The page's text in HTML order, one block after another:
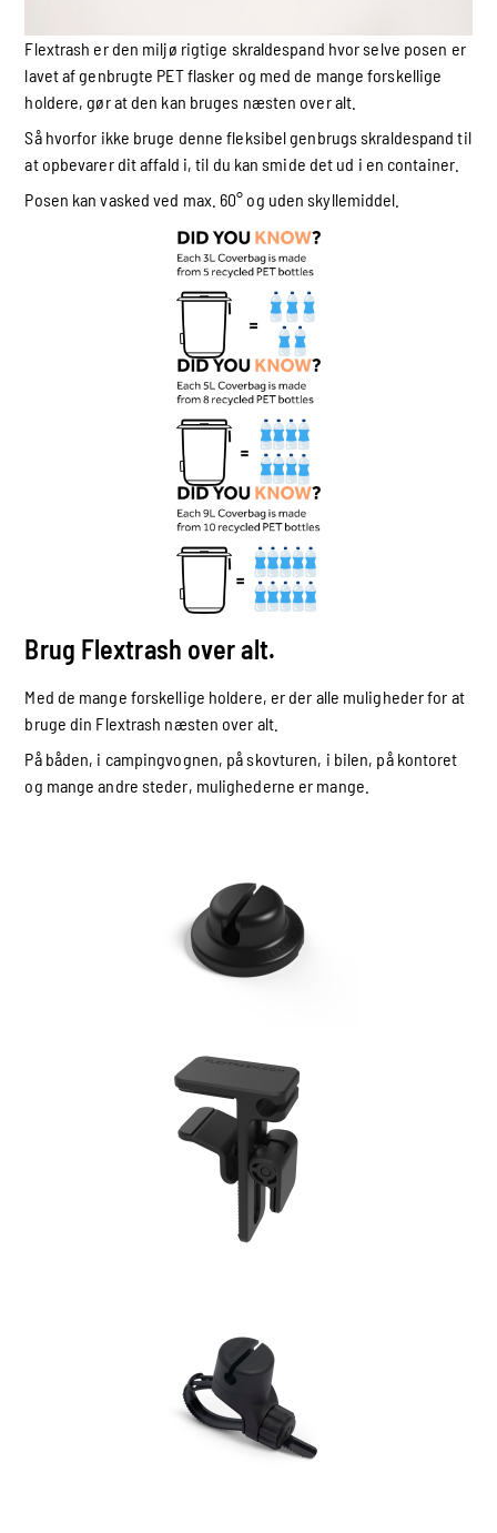
Flextrash er den miljø rigtige skraldespand hvor selve posen er
lavet af genbrugte PET flasker og med de mange forskellige
holdere, gør at den kan bruges næsten over alt.
Så hvorfor ikke bruge denne fleksibel genbrugs skraldespand til
at opbevarer dit affald i, til du kan smide det ud i en container.
Posen kan vasked ved max. 60° og uden skyllemiddel.
Brug Flextrash over alt.
Med de mange forskellige holdere, er der alle muligheder for at
bruge din Flextrash næsten over alt.
På båden, i campingvognen, på skovturen, i bilen, på kontoret
og mange andre steder, mulighederne er mange.